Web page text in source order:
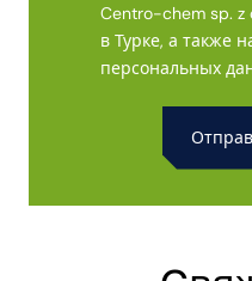
Centro-chem sp. z
в Турке, а также
персональных